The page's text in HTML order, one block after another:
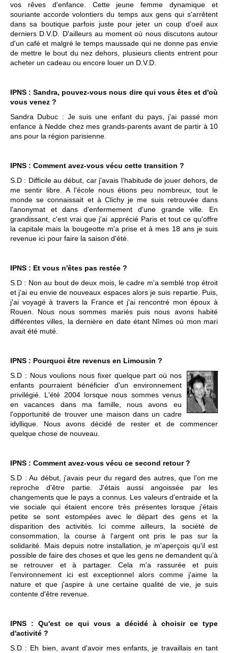
vos rêves d'enfance. Cette jeune femme dynamique et
souriante accorde volontiers du temps aux gens qui s'arrêtent
dans sa boutique parfois juste pour jeter un coup d'oeil aux
derniers D.V.D. D'ailleurs au moment où nous discutons autour
d'un café et malgré le temps maussade qui ne donne pas envie
de mettre le bout du nez dehors, plusieurs clients entrent pour
acheter un cadeau ou encore louer un D.V.D.
IPNS : Sandra, pouvez-vous nous dire qui vous êtes et d'où
vous venez ?
Sandra Dubuc : Je suis une enfant du pays, j'ai passé mon
enfance à Nedde chez mes grands-parents avant de partir à 10
ans pour la région parisienne.
IPNS : Comment avez-vous vécu cette transition ?
S.D : Difficile au début, car j'avais l'habitude de jouer dehors, de
me sentir libre. A l'école nous étions peu nombreux, tout le
monde se connaissait et à Clichy je me suis retrouvée dans
l'anonymat et dans d'enfermement d'une grande ville. En
grandissant, c'est vrai que j'ai apprécié Paris et tout ce qu'offre
la capitale mais la bougeotte m'a prise et à mes 18 ans je suis
revenue ici pour faire la saison d'été.
IPNS : Et vous n'êtes pas restée ?
S.D : Non au bout de deux mois, le cadre m'a semblé trop étroit
et j'ai eu envie de nouveaux espaces alors je suis repartie. Puis,
j'ai voyagé à travers la France et j'ai rencontré mon époux à
Rouen. Nous nous sommes mariés puis nous avons habité
différentes villes, la dernière en date étant Nîmes où mon mari
avait été muté.
IPNS : Pourquoi être revenus en Limousin ?
S.D : Nous voulions nous fixer quelque part où nos
enfants pourraient bénéficier d'un environnement
privilégié. L'été 2004 lorsque nous sommes venus
en vacances dans ma famille, nous avons eu
l'opportunité de trouver une maison dans un cadre
idyllique. Nous avons décidé de rester et de commencer
quelque chose de nouveau.
IPNS : Comment avez-vous vécu ce second retour ?
S.D : Au début, j'avais peur du regard des autres, que l'on me
reproche d'être partie. J'étais aussi angoissée par les
changements que le pays a connus. Les valeurs d'entraide et la
vie sociale qui étaient encore très présentes lorsque j'étais
petite se sont estompées avec le départ des gens et la
disparition des activités. Ici comme ailleurs, la société de
consommation, la course à l'argent ont pris le pas sur la
solidarité. Mais depuis notre installation, je m'aperçois qu'il est
possible de faire des choses et que les gens ne demandent qu'à
se retrouver et à partager. Cela m'a rassurée et puis
l'environnement ici est exceptionnel alors comme j'aime la
nature et que j'aspire à une certaine qualité de vie, je suis
contente d'être revenue.
IPNS : Qu'est ce qui vous a décidé à choisir ce type
d'activité ?
S.D : Eh bien, avant d'avoir mes enfants, je travaillais en tant